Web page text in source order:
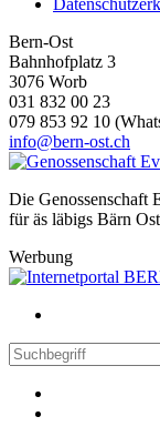
Bern-Ost
Bahnhofplatz 3
3076 Worb
031 832 00 23
079 853 92 10
info@bern-ost.ch
Die Genossenschaft
für äs läbigs Bärn Ost
Werbung